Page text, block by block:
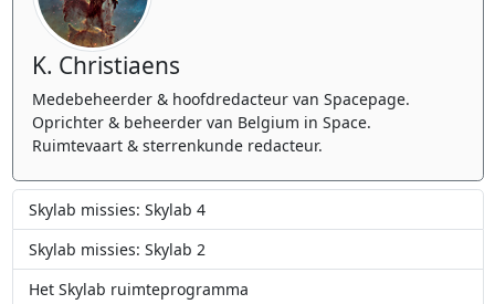
K. Christiaens
Medebeheerder & hoofdredacteur van Spacepage.
Oprichter & beheerder van Belgium in Space.
Ruimtevaart & sterrenkunde redacteur.
Skylab missies: Skylab 4
Skylab missies: Skylab 2
Het Skylab ruimteprogramma